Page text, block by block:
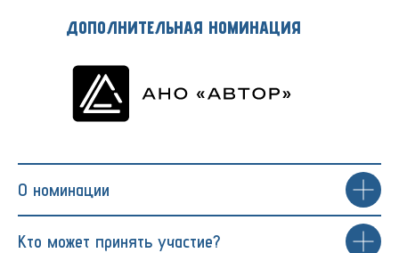
ДОПОЛНИТЕЛЬНАЯ НОМИНАЦИЯ
О номинации
Кто может принять участие?